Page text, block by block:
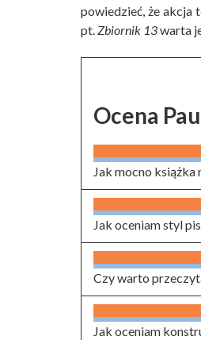
powiedzieć, że akcja
pt.Zbiornik 13warta
Ocena
Jak mocno książka
Jak oceniam styl
Czy warto
Jak oceniam